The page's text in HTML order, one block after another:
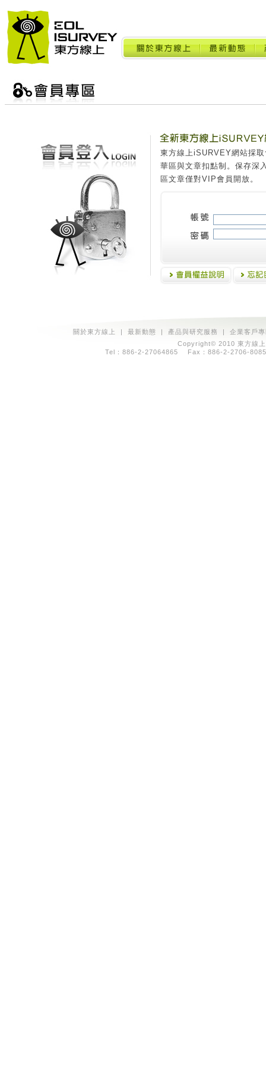
東方線上iSURVEY網站採
華區與文章扣點制。保存深
區文章僅對VIP會員開放。
關於東方線上 | 最新動態 | 產品與研究服務 | 企業客戶
Copyright© 2010 東方線
Tel：886-2-27064865 Fax：886-2-2706-